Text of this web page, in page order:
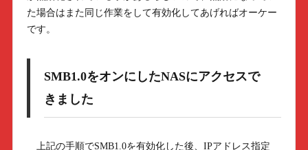
た場合はまた同じ作業をして有効化してあげればオーケー
です。
SMB1.0をオンにしたNASにアクセスで
きました
上記の手順でSMB1.0を有効化した後、IPアドレス指定